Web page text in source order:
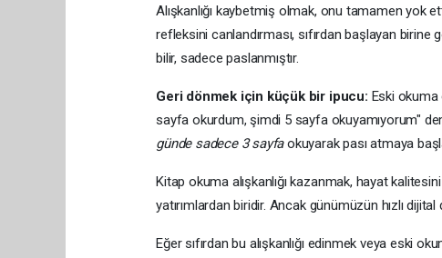
Alışkanlığı kaybetmiş olmak, onu tamamen yok
refleksini canlandırması, sıfırdan başlayan
bilir, sadece paslanmıştır.
Geri dönmek için küçük bir ipucu: Eski okuma
sayfa okurdum, şimdi 5 sayfa okuyamıyorum"
günde sadece 3 sayfaokuyarak pası atmaya
Kitap okuma alışkanlığı kazanmak, hayat
yatırımlardan biridir. Ancak günümüzün hızlı
Eğer sıfırdan bu alışkanlığı edinmek veya eski